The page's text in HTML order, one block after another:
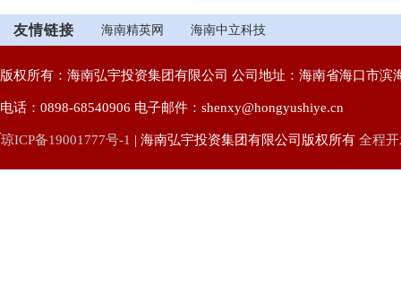
友情链接 海南精英网 海南中立科技
版权所有：海南弘宇投资集团有限公司 公司地址：海南省海口市滨
电话：0898-68540906 电子邮件：shenxy@hongyushiye.cn
琼ICP备19001777号-1 | 海南弘宇投资集团有限公司版权所有 全程